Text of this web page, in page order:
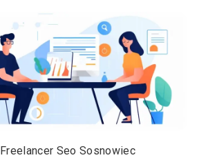
Freelancer Seo Sosnowiec